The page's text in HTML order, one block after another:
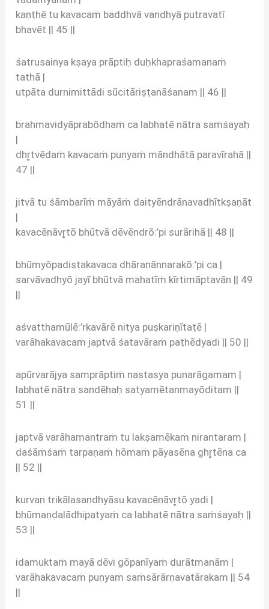
kaṇṭhē tu kavacaṁ baddhvā vandhyā putravatī
bhavēt || 45 ||
śatrusainya kṣaya prāptiḥ duḥkhapraśamanaṁ
tathā |
utpāta durnimittādi sūcitāriṣṭanāśanam || 46 ||
brahmavidyāprabōdhaṁ ca labhatē nātra saṁśayaḥ
|
dhr̥tvēdaṁ kavacaṁ puṇyaṁ māndhātā paravīrahā ||
47 ||
jitvā tu śāmbarīṁ māyāṁ daityēndrānavadhītkṣaṇāt
|
kavacēnāvr̥tō bhūtvā dēvēndrō:’pi surārihā || 48 ||
bhūmyōpadiṣṭakavaca dhāraṇānnarakō:’pi ca |
sarvāvadhyō jayī bhūtvā mahatīṁ kīrtimāptavān || 49
||
aśvatthamūlē:’rkavārē nitya puṣkariṇītaṭē |
varāhakavacaṁ japtvā śatavāraṁ paṭhēdyadi || 50 ||
apūrvarājya samprāptiṁ naṣṭasya punarāgamam |
labhatē nātra sandēhaḥ satyamētanmayōditam ||
51 ||
japtvā varāhamantraṁ tu lakṣamēkaṁ nirantaram |
daśāṁśaṁ tarpaṇaṁ hōmaṁ pāyasēna ghr̥tēna ca
|| 52 ||
kurvan trikālasandhyāsu kavacēnāvr̥tō yadi |
bhūmaṇḍalādhipatyaṁ ca labhatē nātra saṁśayaḥ ||
53 ||
idamuktaṁ mayā dēvi gōpanīyaṁ durātmanām |
varāhakavacaṁ puṇyaṁ saṁsārārṇavatārakam || 54
||